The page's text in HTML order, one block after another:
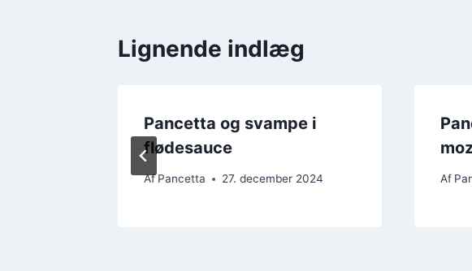
Lignende indlæg
Pancetta og svampe i
flødesauce
Af Pancetta 27. december 2024 Af